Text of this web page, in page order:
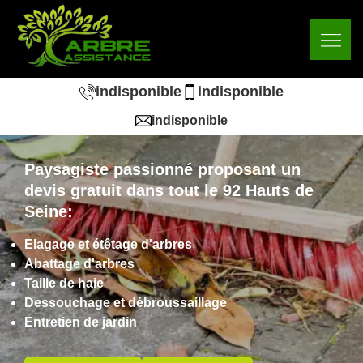
indisponible indisponible
indisponible
Paysagiste passionné proposant un
devis gratuit dans tout le 92 Hauts de
Seine:
Elagage et étêtage d'arbres
Abattage d'arbres
Taille de haie
Dessouchage et débroussaillage
Entretien de jardin